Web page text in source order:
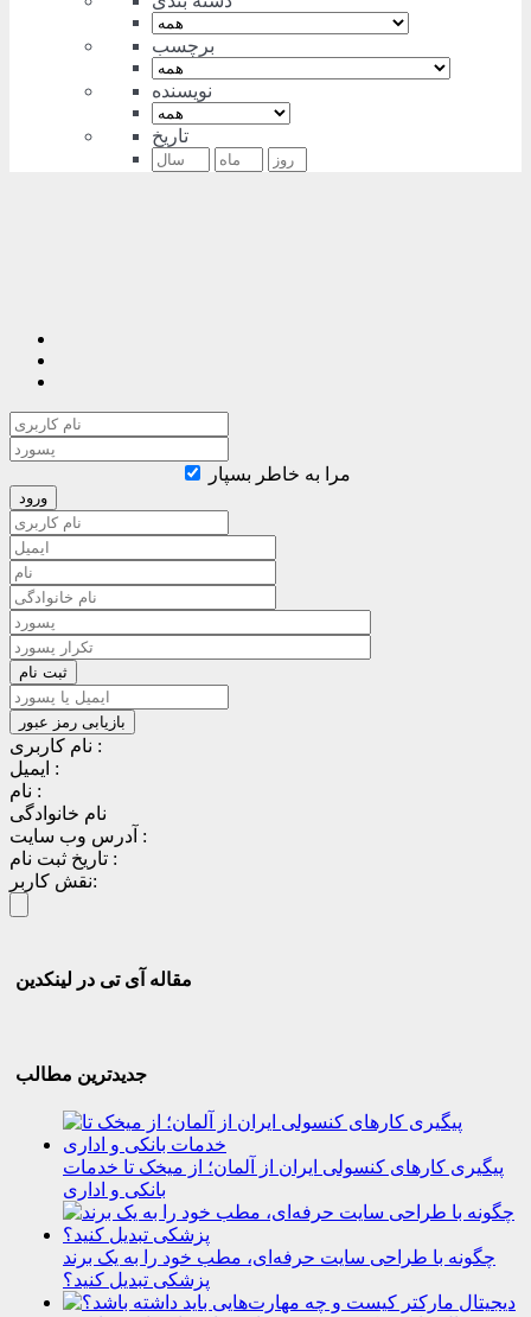
برچسب
نویسنده
تاریخ
مرا به خاطر بسپار
نام کاربری :
ایمیل :
نام :
نام خانوادگی
آدرس وب سایت :
تاریخ ثبت نام :
نقش کاربر:
مقاله آی تی در لینکدین
جدیدترین مطالب
پیگیری کارهای کنسولی ایران از آلمان؛ از میخک تا خدمات
بانکی و اداری
چگونه با طراحی سایت حرفه‌ای، مطب خود را به یک برند
پزشکی تبدیل کنید؟